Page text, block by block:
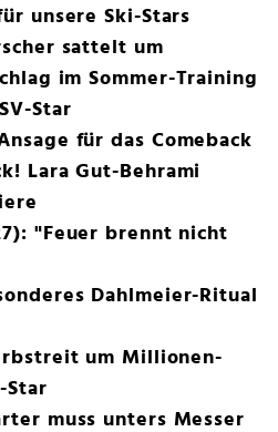
unsere Ski-Stars
sattelt um
im Sommer-Training
Star
für das Comeback
Lara Gut-Behrami
"Feuer brennt nicht
Dahlmeier-Ritual
um Millionen-
muss unters Messer